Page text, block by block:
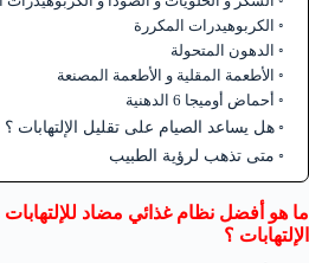
الكربوهيدرات المكررة
الدهون المتحولة
الأطعمة المقلية و الأطعمة المصنعة
أحماض أوميجا 6 الدهنية
هل يساعد الصيام على تقليل الإلتهابات ؟
متى تذهب لرؤية الطبيب
ما هو أفضل نظام غذائي مضاد
الإلتهابات ؟